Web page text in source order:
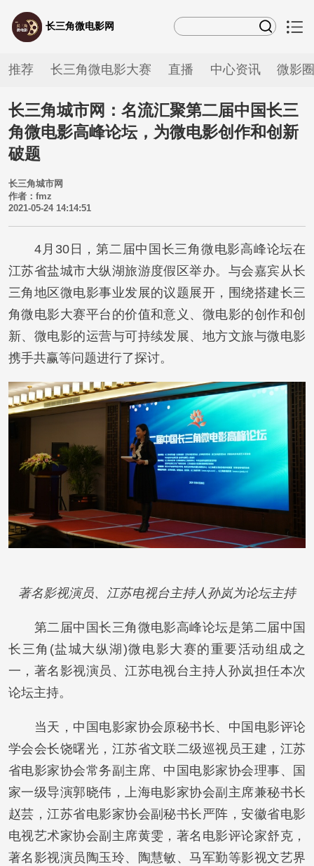
长三角微电影网
推荐 长三角微电影大赛 直播 中心资讯 微影
长三角城市网：名流汇聚第二届中国长三
角微电影高峰论坛，为微电影创作和创新
破题
长三角城市网
作者：fmz
2021-05-24 14:14:51
4月30日，第二届中国长三角微电影高峰论坛在
江苏省盐城市大纵湖旅游度假区举办。与会嘉宾从长
三角地区微电影事业发展的议题展开，围绕搭建长三
角微电影大赛平台的价值和意义、微电影的创作和创
新、微电影的运营与可持续发展、地方文旅与微电影
携手共赢等问题进行了探讨。
著名影视演员、江苏电视台主持人孙岚为论坛主持
第二届中国长三角微电影高峰论坛是第二届中国
长三角(盐城大纵湖)微电影大赛的重要活动组成之
一，著名影视演员、江苏电视台主持人孙岚担任本次
论坛主持。
当天，中国电影家协会原秘书长、中国电影评论
学会会长饶曙光，江苏省文联二级巡视员王建，江苏
省电影家协会常务副主席、中国电影家协会理事、国
家一级导演郭晓伟，上海电影家协会副主席兼秘书长
赵芸，江苏省电影家协会副秘书长严阵，安徽省电影
电视艺术家协会副主席黄雯，著名电影评论家舒克，
著名影视演员陶玉玲、陶慧敏、马军勤等影视文艺界